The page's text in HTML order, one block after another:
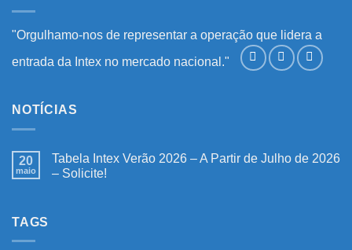
"Orgulhamo-nos de representar a operação que lidera a
entrada da Intex no mercado nacional."
NOTÍCIAS
20
maio
Tabela Intex Verão 2026 – A Partir de Julho de 2026
– Solicite!
TAGS